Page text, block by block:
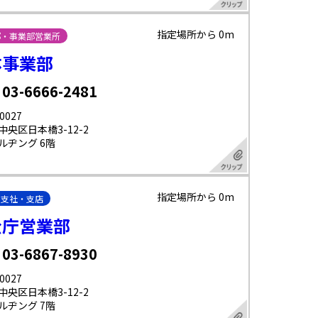
事業部営業所 指定場所から 0m
業部
6666-2481
央区日本橋3-12-2
ヂング 6階
社・支店 指定場所から 0m
営業部
6867-8930
央区日本橋3-12-2
ヂング 7階